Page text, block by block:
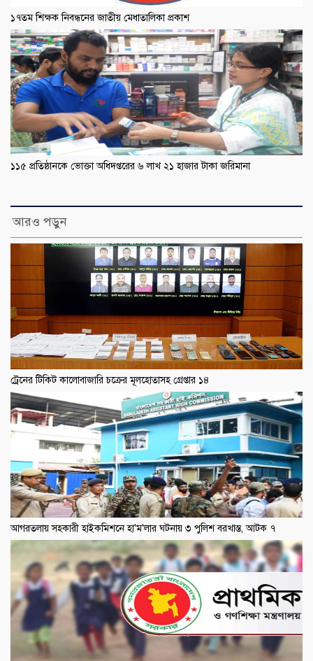
১৭তম শিক্ষক নিবন্ধনের জাতীয় মেধাতালিকা প্রকাশ
১১৫ প্রতিষ্ঠানকে ভোক্তা অধিদপ্তরের ৬ লাখ ২১ হাজার টাকা জরিমানা
আরও পড়ুন
ট্রেনের টিকিট কালোবাজারি চক্রের মূলহোতাসহ গ্রেপ্তার ১৪
আগরতলায় সহকারী হাইকমিশনে হা'ম'লার ঘটনায় ৩ পুলিশ বরখাস্ত, আটক ৭